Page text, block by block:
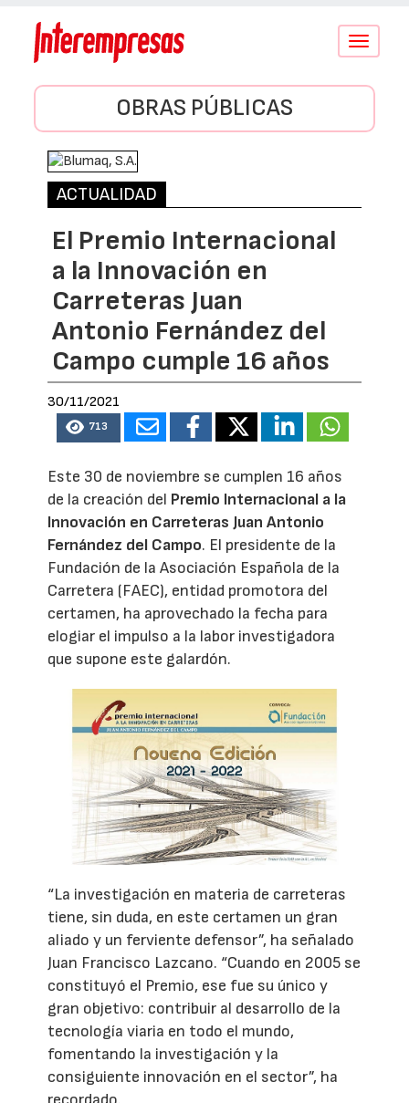
Conmutar
OBRAS PÚBLICAS
ACTUALIDAD
El Premio Internacional
a la Innovación en
Carreteras Juan
Antonio Fernández del
Campo cumple 16 años
30/11/2021
713
Este 30 de noviembre se cumplen 16 años
de la creación del Premio Internacional a la
Innovación en Carreteras Juan Antonio
Fernández del Campo. El presidente de la
Fundación de la Asociación Española de la
Carretera (FAEC), entidad promotora del
certamen, ha aprovechado la fecha para
elogiar el impulso a la labor investigadora
que supone este galardón.
“La investigación en materia de carreteras
tiene, sin duda, en este certamen un gran
aliado y un ferviente defensor”, ha señalado
Juan Francisco Lazcano. “Cuando en 2005 se
constituyó el Premio, ese fue su único y
gran objetivo: contribuir al desarrollo de la
tecnología viaria en todo el mundo,
fomentando la investigación y la
consiguiente innovación en el sector”, ha